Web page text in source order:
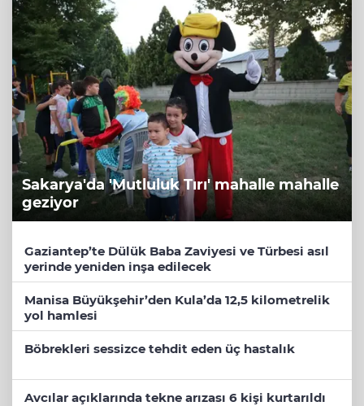
Sakarya'da 'Mutluluk Tırı' mahalle mahalle
geziyor
Gaziantep’te Dülük Baba Zaviyesi ve Türbesi asıl
yerinde yeniden inşa edilecek
Manisa Büyükşehir’den Kula’da 12,5 kilometrelik
yol hamlesi
Böbrekleri sessizce tehdit eden üç hastalık
Avcılar açıklarında tekne arızası 6 kişi kurtarıldı